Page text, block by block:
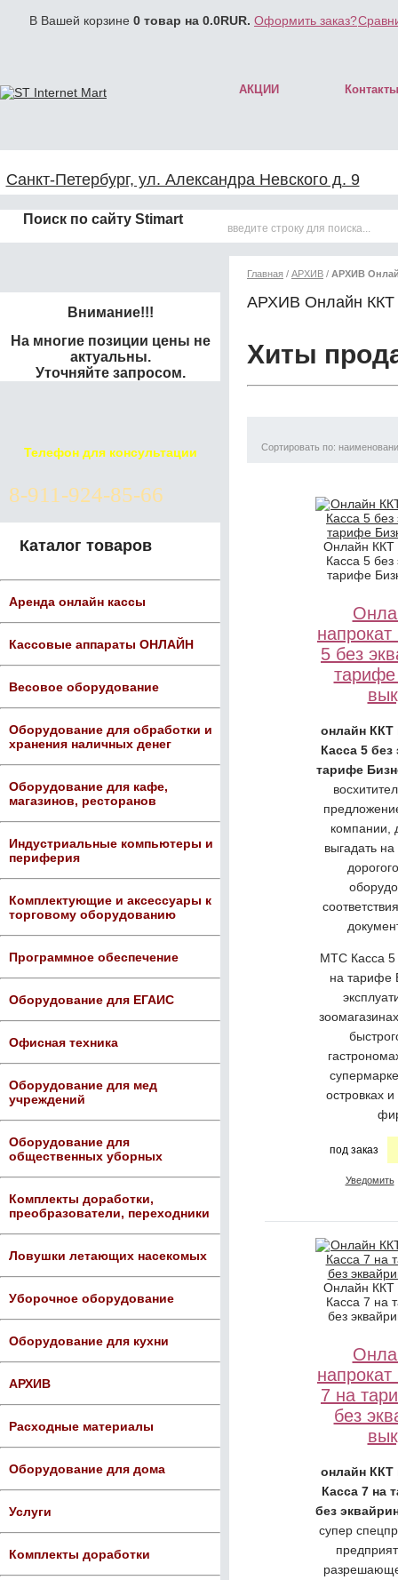
В Вашей корзине 0 товар на 0.0RUR. Оформить заказ?
АКЦИИ Контакты
Санкт-Петербург, ул. Александра Невского д. 9
Поиск по сайту Stimart
Внимание!!!
На многие позиции цены не
актуальны.
Уточняйте запросом.
Телефон для консультации
8-911-924-85-66
Каталог товаров
Аренда онлайн кассы
Кассовые аппараты ОНЛАЙН
Весовое оборудование
Оборудование для обработки и
хранения наличных денег
Оборудование для кафе,
магазинов, ресторанов
Индустриальные компьютеры и
периферия
Комплектующие и аксессуары к
торговому оборудованию
Программное обеспечение
Оборудование для ЕГАИС
Офисная техника
Оборудование для мед
учреждений
Оборудование для
общественных уборных
Комплекты доработки,
преобразователи, переходники
Ловушки летающих насекомых
Уборочное оборудование
Оборудование для кухни
АРХИВ
Расходные материалы
Оборудование для дома
Услуги
Комплекты доработки
Главная / АРХИВ / АРХИВ
АРХИВ Онлайн ККТ
Хиты
Сортировать по:
Онлайн ККТ
Касса 5 без
тарифе
5 без
тарифе
онлайн ККТ
Касса 5 без
тарифе
компании,
выгадать
МТС Касса 5
на тарифе
островках и
под заказ
Уведомить
Онлайн ККТ
Касса 7 на
без
7 на
без
онлайн ККТ
Касса 7 на
без
супер